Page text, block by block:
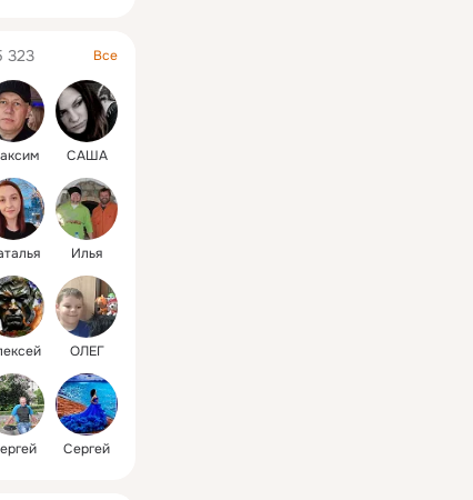
323 Все
САША
Илья
ОЛЕГ
Сергей